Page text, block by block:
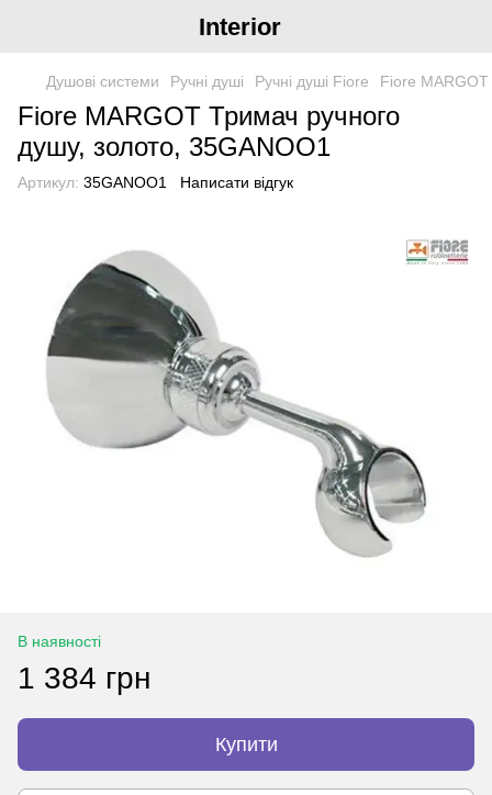
Interior
Душові системи Ручні душі Ручні душі Fiore Fiore
Fiore MARGOT Тримач ручного
душу, золото, 35GANOO1
Артикул: 35GANOO1 Написати відгук
В наявності
1 384 грн
Купити